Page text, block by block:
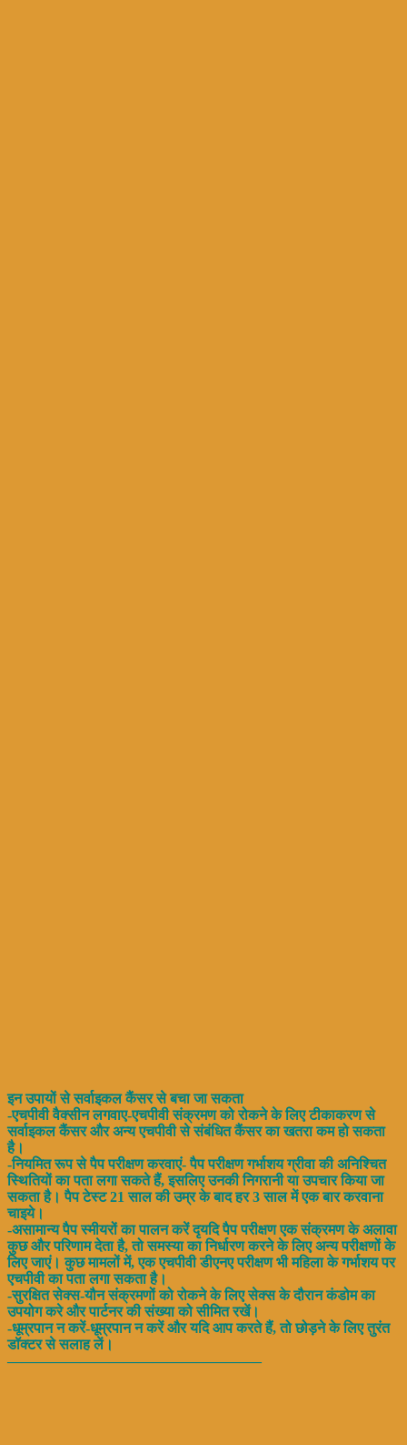
इन उपायों से सर्वाइकल कैंसर से बचा जा सकता
-एचपीवी वैक्सीन लगवाए-एचपीवी संक्रमण को रोकने के लिए टीकाकरण से
सर्वाइकल कैंसर और अन्य एचपीवी से संबंधित कैंसर का खतरा कम हो सकता
है।
-नियमित रूप से पैप परीक्षण करवाएं- पैप परीक्षण गर्भाशय ग्रीवा की अनिश्चित
स्थितियों का पता लगा सकते हैं, इसलिए उनकी निगरानी या उपचार किया जा
सकता है। पैप टेस्ट 21 साल की उम्र के बाद हर 3 साल में एक बार करवाना
चाइये।
-असामान्य पैप स्मीयरों का पालन करें दृयदि पैप परीक्षण एक संक्रमण के अलावा
कुछ और परिणाम देता है, तो समस्या का निर्धारण करने के लिए अन्य परीक्षणों के
लिए जाएं। कुछ मामलों में, एक एचपीवी डीएनए परीक्षण भी महिला के गर्भाशय पर
एचपीवी का पता लगा सकता है।
-सुरक्षित सेक्स-यौन संक्रमणों को रोकने के लिए सेक्स के दौरान कंडोम का
उपयोग करे और पार्टनर की संख्या को सीमित रखें।
-धूम्रपान न करें-धूम्रपान न करें और यदि आप करते हैं, तो छोड़ने के लिए तुरंत
डॉक्टर से सलाह लें।
—————————————————–